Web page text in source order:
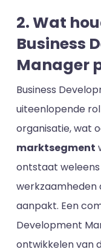
2. Wat
Business
Manager
Business
uiteenlopende
organisatie, wat
marktsegment
ontstaat
werkzaamheden
aanpakt. Een
Development
ontwikkelen van